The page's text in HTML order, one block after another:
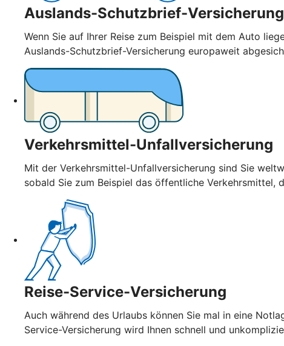
Auslands-Schutzbrief-Versicherung
Wenn Sie auf Ihrer Reise zum Beispiel mit dem Auto
Auslands-Schutzbrief-Versicherung europaweit
Verkehrsmittel-Unfallversicherung
Mit der Verkehrsmittel-Unfallversicherung sind Sie
sobald Sie zum Beispiel das öffentliche
Reise-Service-Versicherung
Auch während des Urlaubs können Sie mal in eine
Service-Versicherung wird Ihnen schnell und